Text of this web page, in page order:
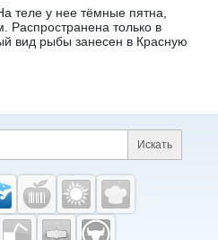
теле у нее тёмные пятна,
Распространена только в
вид рыбы занесен в Красную
Поиск по сайту и
Искать
проекты
—